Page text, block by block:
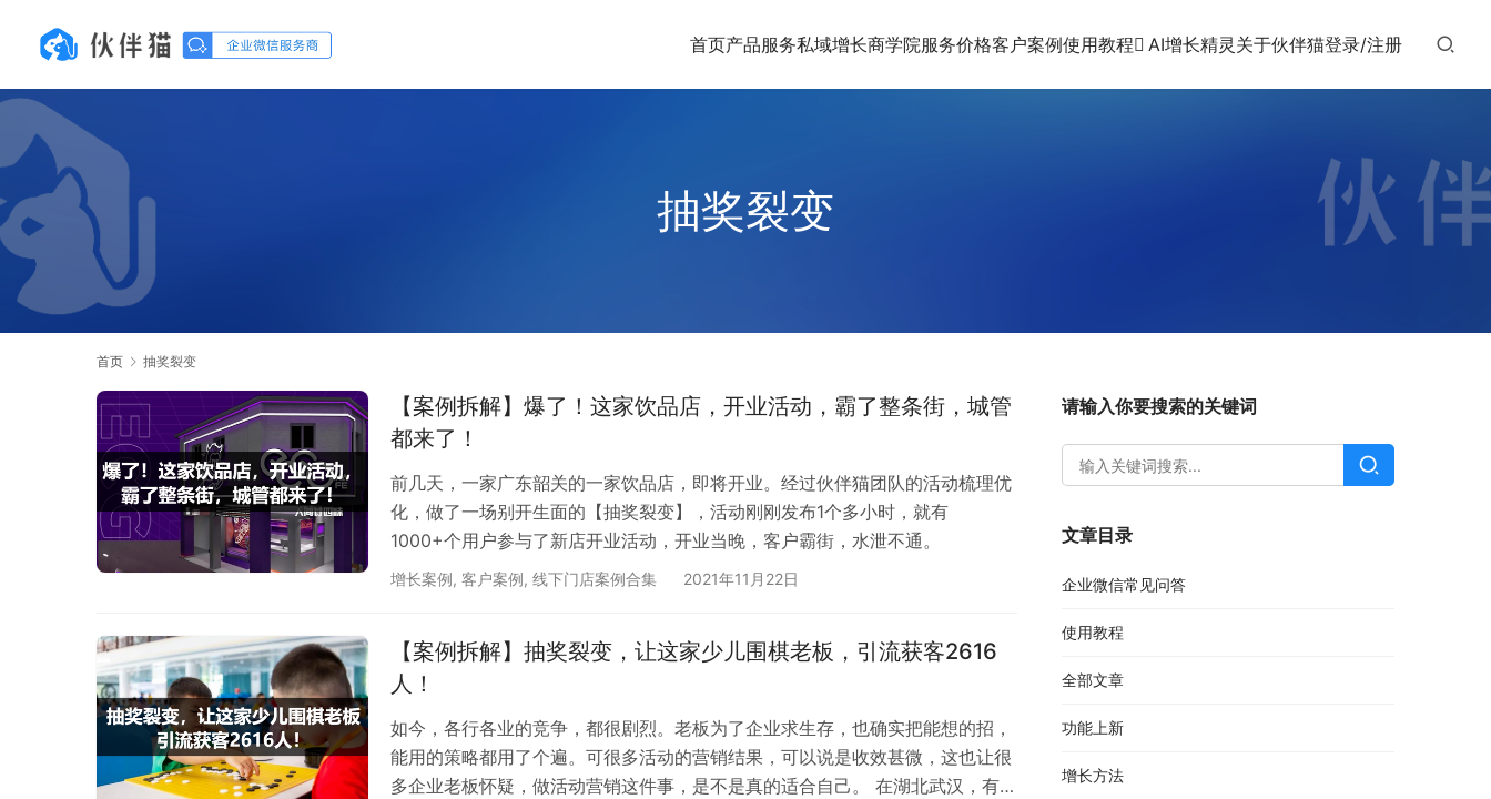
首页产品服务私域增长商学院服务价格客户案例使用教程 AI增长精灵 关于伙伴猫登录/注册
抽奖裂变
首页 抽奖裂变
【案例拆解】爆了！这家饮品店，开业活动，霸了整条街，城管
都来了！
前几天，一家广东韶关的一家饮品店，即将开业。经过伙伴猫团队的活动梳理优
化，做了一场别开生面的【抽奖裂变】，活动刚刚发布1个多小时，就有
1000+个用户参与了新店开业活动，开业当晚，客户霸街，水泄不通。
增长案例, 客户案例, 线下门店案例合集 2021年11月22日
【案例拆解】抽奖裂变，让这家少儿围棋老板，引流获客2616
人！
如今，各行各业的竞争，都很剧烈。老板为了企业求生存，也确实把能想的招，
能用的策略都用了个遍。可很多活动的营销结果，可以说是收效甚微，这也让很
多企业老板怀疑，做活动营销这件事，是不是真的适合自己。 在湖北武汉，有一
请输入你要搜索的关键词
文章目录
企业微信常见问答
使用教程
全部文章
功能上新
增长方法